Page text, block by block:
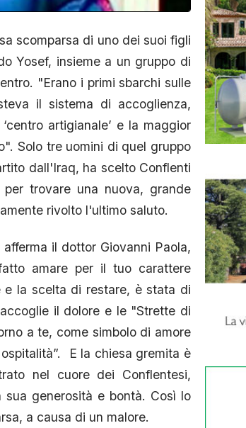
scomparsa di uno dei suoi figli
Yosef, insieme a un gruppo di
"Erano i primi sbarchi sulle
il sistema di accoglienza,
artigianale’ e la maggior
Solo tre uomini di quel gruppo
dall'Iraq, ha scelto Conflenti
trovare una nuova, grande
rivolto l'ultimo saluto.
il dottor Giovanni Paola,
amare per il tuo carattere
e la scelta di restare, è stata di
il dolore e le "Strette di
a te, come simbolo di amore
E la chiesa gremita è
nel cuore dei Conflentesi,
generosità e bontà. Così lo
a causa di un malore.